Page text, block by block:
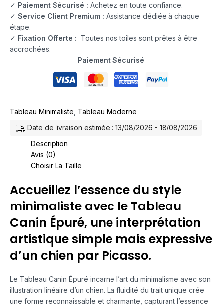
✓ Paiement Sécurisé : Achetez en toute confiance.
✓ Service Client Premium : Assistance dédiée à chaque
étape.
✓ Fixation Offerte : Toutes nos toiles sont prêtes à être
accrochées.
Paiement Sécurisé
Tableau Minimaliste Tableau Moderne
Date de livraison estimée : 13/08/2026 - 18/08/2026
Description
Avis (0)
Choisir La Taille
Accueillez l’essence du style
minimaliste avec le Tableau
Canin Épuré, une interprétation
artistique simple mais expressive
d’un chien par Picasso.
Le Tableau Canin Épuré incarne l’art du minimalisme avec son
illustration linéaire d’un chien. La fluidité du trait unique crée
une forme reconnaissable et charmante, capturant l’essence